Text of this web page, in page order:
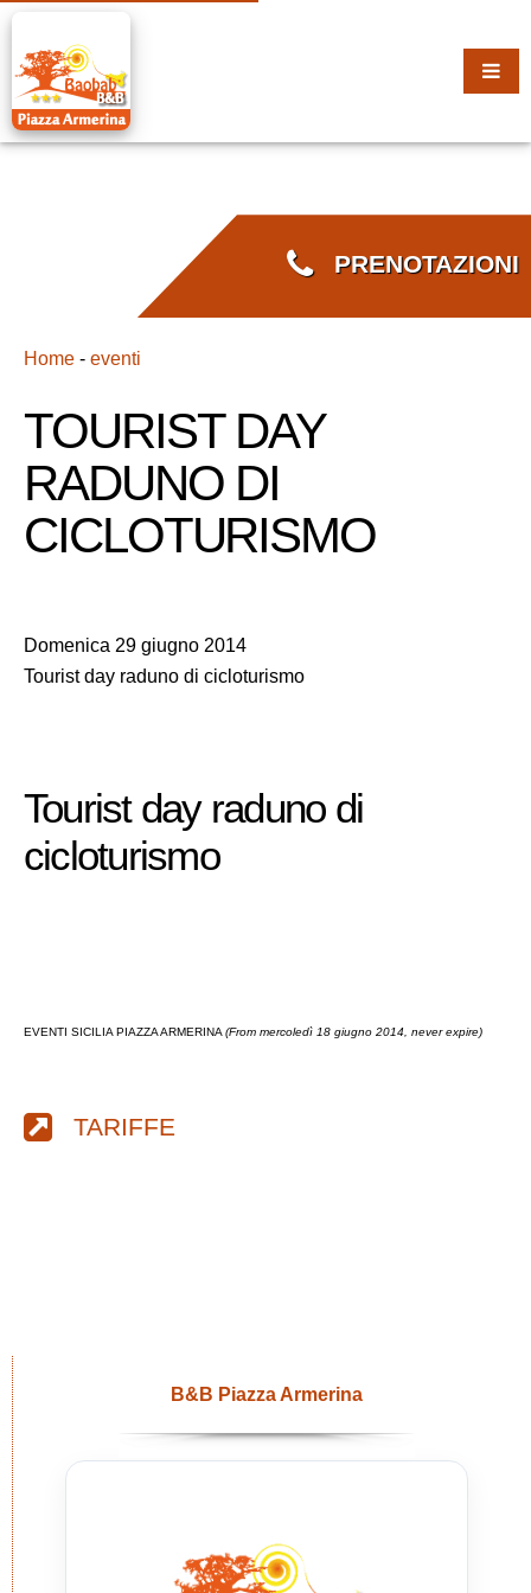
PRENOTAZIONI
Home - eventi
TOURIST DAY
RADUNO DI
CICLOTURISMO
Domenica 29 giugno 2014
Tourist day raduno di cicloturismo
Tourist day raduno di
cicloturismo
EVENTI SICILIA PIAZZA ARMERINA (From mercoledì 18 giugno 2014, never expire)
TARIFFE
B&B Piazza Armerina